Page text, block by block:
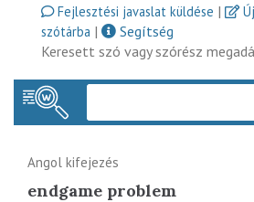
Fejlesztési javaslat küldése |
szótárba |
Segítség
Keresett szó vagy szórész
Angol kifejezés
endgame problem